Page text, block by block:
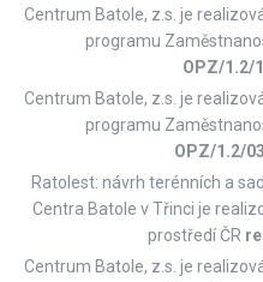
Centrum Batole, z.s. je
programu
OPZ/1.2/
Centrum Batole, z.s. je
programu
OPZ/1.2/
Ratolest: návrh terénních a
Centra Batole v Třinci je
prostředí ČR
Centrum Batole, z.s. je